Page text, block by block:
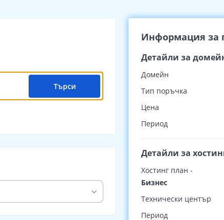
Блог
Технически центрове
Списък със
Документация за
API за Контролен панел
Търси
Информация за
Детайли за
Домейн
Тип поръчка
Цена
Период
Детайли за
Хостинг план -
Бизнес
Технически център
Период